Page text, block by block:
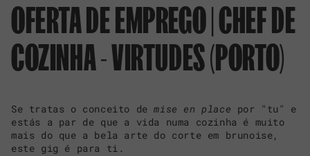
OFERTA DE EMPREGO | CHEF DE
COZINHA - VIRTUDES (PORTO)
Se tratas o conceito demise en place por "tu" e
estás a par de que a vida numa cozinha é muito
mais do que a bela arte do corte em brunoise,
este gig é para ti.